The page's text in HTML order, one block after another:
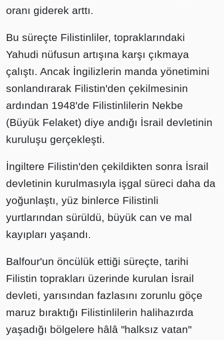
oranı giderek arttı.
Bu süreçte Filistinliler, topraklarındaki
Yahudi nüfusun artışına karşı çıkmaya
çalıştı. Ancak İngilizlerin manda yönetimini
sonlandırarak Filistin'den çekilmesinin
ardından 1948'de Filistinlilerin Nekbe
(Büyük Felaket) diye andığı İsrail devletinin
kuruluşu gerçekleşti.
İngiltere Filistin'den çekildikten sonra İsrail
devletinin kurulmasıyla işgal süreci daha da
yoğunlaştı, yüz binlerce Filistinli
yurtlarından sürüldü, büyük can ve mal
kayıpları yaşandı.
Balfour'un öncülük ettiği süreçte, tarihi
Filistin toprakları üzerinde kurulan İsrail
devleti, yarısından fazlasını zorunlu göçe
maruz bıraktığı Filistinlilerin halihazırda
yaşadığı bölgelere hâlâ "halksız vatan"